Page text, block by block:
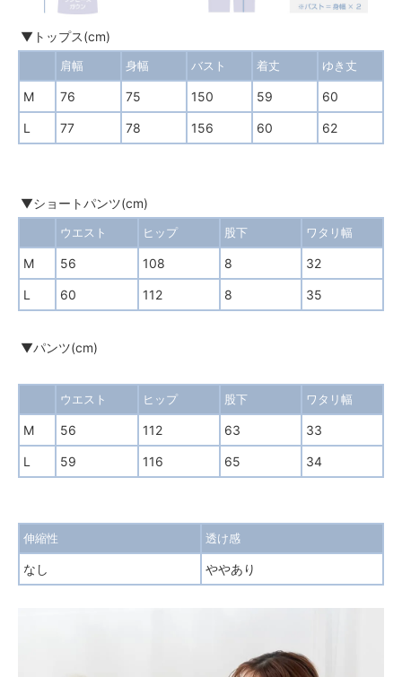
▼トップス(cm)
肩幅 身幅 バスト 着丈 ゆき丈
M 76 75 150 59 60
L 77 78 156 60 62
▼ショートパンツ(cm)
ウエスト ヒップ 股下 ワタリ幅
M 56 108 8 32
L 60 112 8 35
▼パンツ(cm)
ウエスト ヒップ 股下 ワタリ幅
M 56 112 63 33
L 59 116 65 34
伸縮性 透け感
なし ややあり